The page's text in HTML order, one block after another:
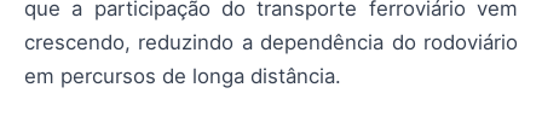
que a participação do transporte ferroviário vem
crescendo, reduzindo a dependência do rodoviário
em percursos de longa distância.